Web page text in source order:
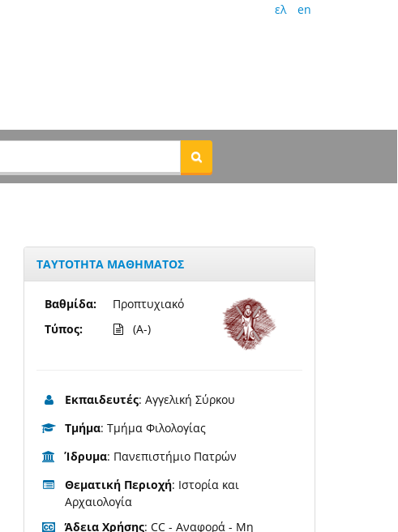
ελ en
ΤΑΥΤΟΤΗΤΑ ΜΑΘΗΜΑΤΟΣ
Βαθμίδα:
Τύπος:
Προπτυχιακό
(A-)
Εκπαιδευτές: Αγγελική Σύρκου
Τμήμα: Τμήμα Φιλολογίας
Ίδρυμα: Πανεπιστήμιο Πατρών
Θεματική Περιοχή: Ιστορία και
Αρχαιολογία
Άδεια Χρήσης: CC - Αναφορά - Μη